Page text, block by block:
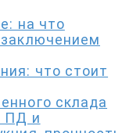
на что
что стоит
склада
ПД и